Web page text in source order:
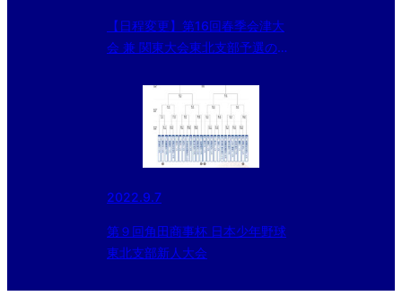
【日程変更】第16回春季会津大
会 兼 関東大会東北支部予選の大
2022.9.7
第９回角田商事杯 日本少年野球
東北支部新人大会